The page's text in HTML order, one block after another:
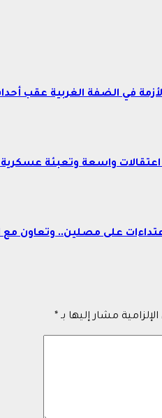
في الضفة الغربية عقب
واسعة وتعبئة عسكرية
على مصلين.. وتعاون مع
مشار إليها بـ *